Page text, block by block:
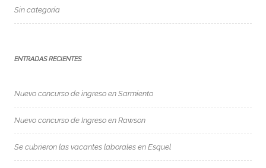
Sin categoría
ENTRADAS RECIENTES
Nuevo concurso de ingreso en Sarmiento
Nuevo concurso de Ingreso en Rawson
Se cubrieron las vacantes laborales en Esquel